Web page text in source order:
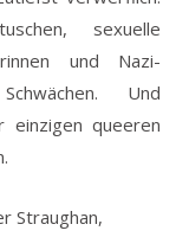
sexuelle
und Nazi-
Und
einzigen queeren
Straughan,